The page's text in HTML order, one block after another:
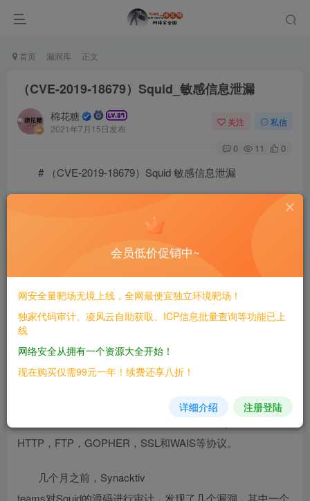
首页 漏洞库 正文
（CVE-2019-18679）Squid_敏感信息泄漏
棉花糖
2021年7月15日发布
关注 私信
0 11 0
# （CVE-2019-18679）Squid 敏感信息泄漏
Squid是一个开源的高性能的代理缓存服务器。它接受来
自客户端的请求并适当地处理这些请求。例如，如果一个人
想下载一web页面，他请求Squid为他取得这个页面。Squid
随之连接到远程服务器并向这个页面发出请求。然后，Squid
显式地聚集数据到客户端机器，而且同时复制一份。当下一
次有人需要同一页面时，Squid可以简单地从磁盘中读到它，
那样数据迅即就会传输到客户机上。当前的Squid可以处理
HTTP，FTP，GOPHER，SSL和WAIS等协议。
几个月之前，Synacktiv
teams对Squid的源码进行审计，发现了几个漏洞，其中一个
会员低价促销中~
网安全量靶场无境上线，全网最便宜独立环境靶场！
独家代码审计、凌风云自助获取、ICP信息批量查询等功能已上
线
网络安全从拥有一个资源大全开始！
现在购买仅需99元一年！续费还享八折！
详细介绍 注册登陆